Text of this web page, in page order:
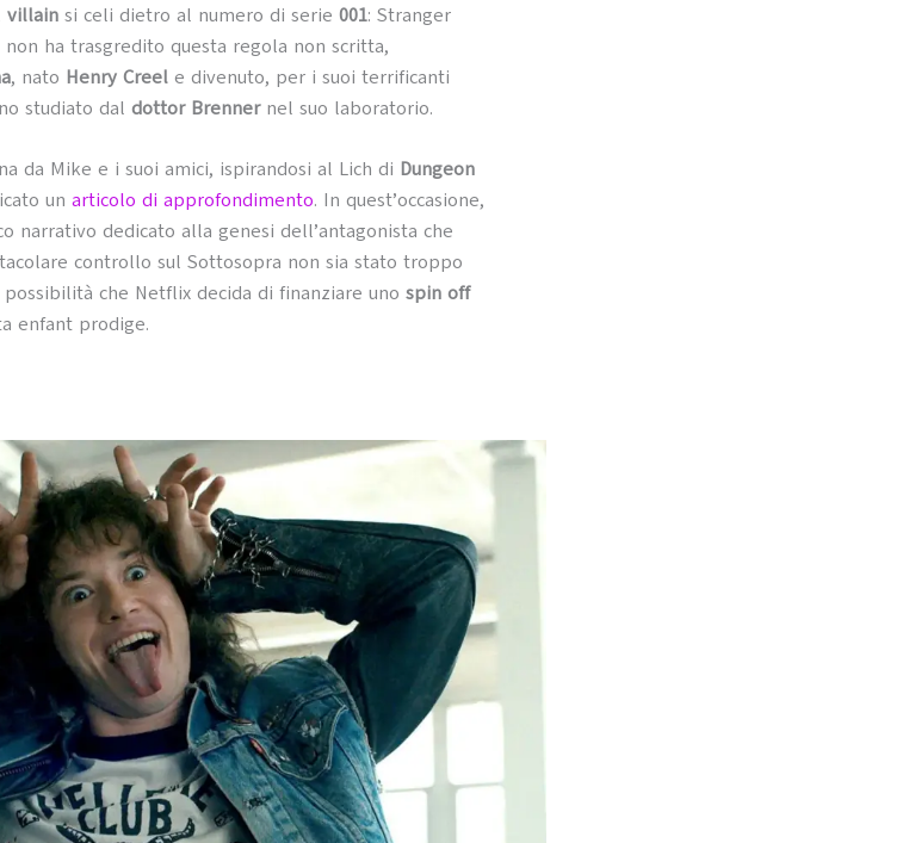
villain si celi dietro al numero di serie 001: Stranger
ha trasgredito questa regola non scritta,
, nato Henry Creel e divenuto, per i suoi terrificanti
studiato dal dottor Brennernel suo laboratorio.
da Mike e i suoi amici, ispirandosi al Lich di Dungeon
un articolo di approfondimento. In quest’occasione,
narrativo dedicato alla genesi dell’antagonista che
controllo sul Sottosopra non sia stato troppo
che Netflix decida di finanziare uno spin off
enfant prodige.